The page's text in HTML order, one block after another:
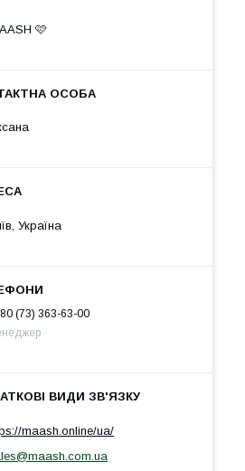
🩷
Україна
(73) 363-63-00
maash.online/ua/